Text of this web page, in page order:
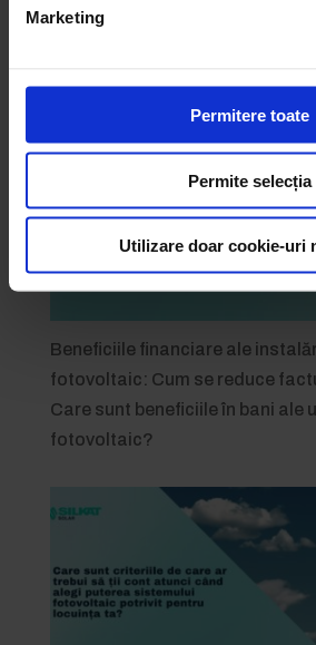
Marketing
Permitere toate
Permite selecția
Utilizare doar cookie-uri
Cât produce un sistem
Beneficiile financiare ale
fotovoltaic: Cum se reduce
Care sunt beneficiile în bani ale
fotovoltaic?